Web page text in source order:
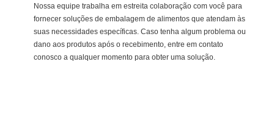
Nossa equipe trabalha em estreita colaboração com você para
fornecer soluções de embalagem de alimentos que atendam às
suas necessidades específicas. Caso tenha algum problema ou
dano aos produtos após o recebimento, entre em contato
conosco a qualquer momento para obter uma solução.